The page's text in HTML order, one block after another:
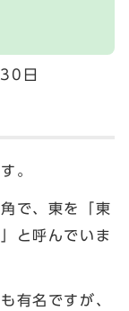
日
。
で、東を「東
と呼んでいま
有名ですが、